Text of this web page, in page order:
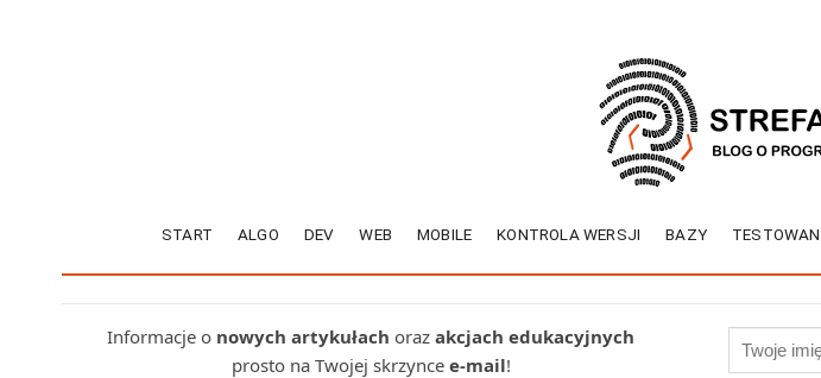
START ALGO DEV WEB MOBILE KONTROLA WERSJI BAZY
Informacje o nowych artykułach oraz akcjach edukacyjnych
prosto na Twojej skrzynce e-mail!